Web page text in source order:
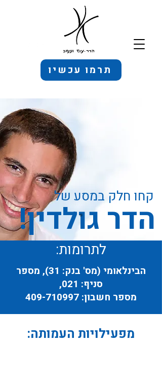
תרמו עכשיו
קחו חלק במסע של
הדר גולדין!
לתרומות:
הבינלאומי (מס' בנק: 31), מספר
סניף: 021,
מספר חשבון: 409-710997
מפעילויות העמותה: